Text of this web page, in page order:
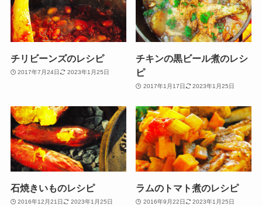
チリビーンズのレシピ
2017年7月24日 2023年1月25日
チキンの黒ビール煮のレシ
ピ
2017年1月17日 2023年1月25日
石焼きいものレシピ
2016年12月21日 2023年1月25日
ラムのトマト煮のレシピ
2016年9月22日 2023年1月25日